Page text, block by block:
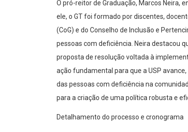
O pró-reitor de Graduação, Marcos Neira,
ele, o GT foi formado por discentes,
(CoG) e do Conselho de Inclusão e
pessoas com deficiência. Neira destacou
proposta de resolução voltada à
ação fundamental para que a USP
das pessoas com deficiência na
para a criação de uma política robusta e
Detalhamento do processo e cronograma